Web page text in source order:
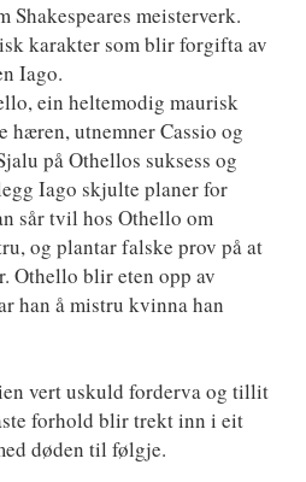
meisterverk.
karakter som blir forgifta av
Iago.
ein heltemodig maurisk
hæren, utnemner Cassio og
på Othellos suksess og
Iago skjulte planer for
sår tvil hos Othello om
og plantar falske prov på at
Othello blir eten opp av
han å mistru kvinna han
vert uskuld forderva og tillit
forhold blir trekt inn i eit
døden til følgje.